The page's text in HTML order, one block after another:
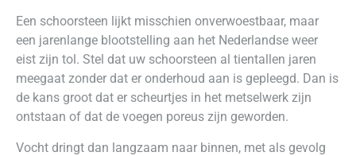
Een schoorsteen lijkt misschien onverwoestbaar, maar
een jarenlange blootstelling aan het Nederlandse weer
eist zijn tol. Stel dat uw schoorsteen al tientallen jaren
meegaat zonder dat er onderhoud aan is gepleegd. Dan is
de kans groot dat er scheurtjes in het metselwerk zijn
ontstaan of dat de voegen poreus zijn geworden.
Vocht dringt dan langzaam naar binnen, met als gevolg